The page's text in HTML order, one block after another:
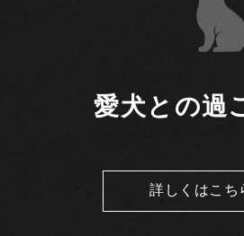
愛犬との過
詳しくはこち